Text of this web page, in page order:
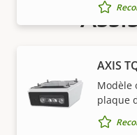
AXIS
Modèle
plaque
Besoin
logiciel ou